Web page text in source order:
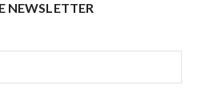
NEWSLETTER